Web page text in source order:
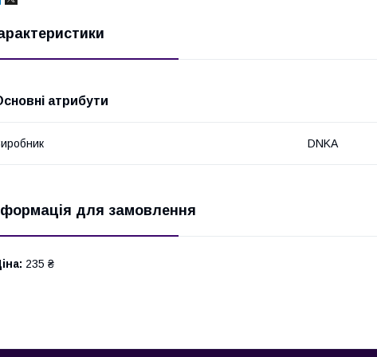
атрибути
DNKA
для замовлення
235 ₴